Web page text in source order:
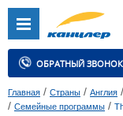
ОБРАТНЫЙ
Главная / Страны / Англия /
/ Семейные программы /